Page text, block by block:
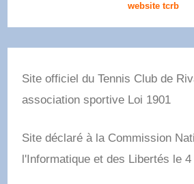
website tcrb
Site officiel du Tennis Club de
association sportive Loi 1901
Site déclaré à la Commission
l'Informatique et des Libertés le